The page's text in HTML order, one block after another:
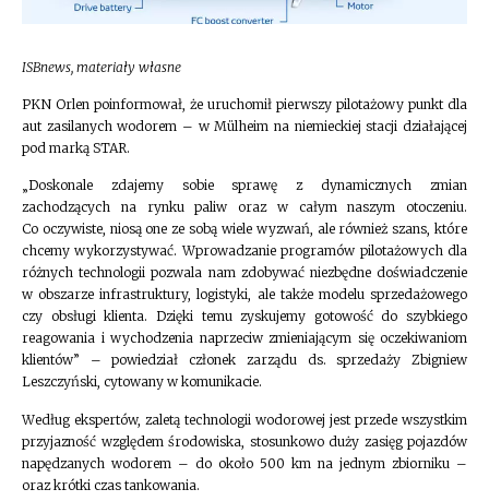
ISBnews, materiały własne
PKN Orlen poinformował, że uruchomił pierwszy pilotażowy punkt dla
aut zasilanych wodorem – w Mülheim na niemieckiej stacji działającej
pod marką STAR.
„Doskonale zdajemy sobie sprawę z dynamicznych zmian
zachodzących na rynku paliw oraz w całym naszym otoczeniu.
Co oczywiste, niosą one ze sobą wiele wyzwań, ale również szans, które
chcemy wykorzystywać. Wprowadzanie programów pilotażowych dla
różnych technologii pozwala nam zdobywać niezbędne doświadczenie
w obszarze infrastruktury, logistyki, ale także modelu sprzedażowego
czy obsługi klienta. Dzięki temu zyskujemy gotowość do szybkiego
reagowania i wychodzenia naprzeciw zmieniającym się oczekiwaniom
klientów” – powiedział członek zarządu ds. sprzedaży Zbigniew
Leszczyński, cytowany w komunikacie.
Według ekspertów, zaletą technologii wodorowej jest przede wszystkim
przyjazność względem środowiska, stosunkowo duży zasięg pojazdów
napędzanych wodorem – do około 500 km na jednym zbiorniku –
oraz krótki czas tankowania.